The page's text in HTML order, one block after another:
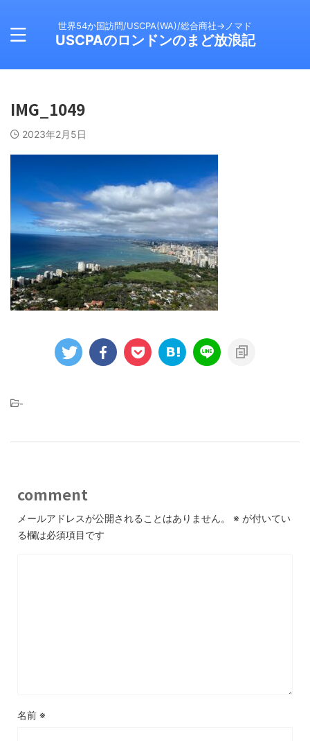
世界54か国訪問/USCPA(WA)/総合商社→ノマド
USCPAのロンドンのまど放浪記
IMG_1049
2023年2月5日
-
comment
メールアドレスが公開されることはありません。 ※ が付いてい
る欄は必須項目です
名前 ※